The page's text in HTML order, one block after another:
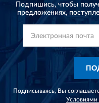
Подпишись, чтобы
предложениях,
Подписываясь, Вы
Условиями